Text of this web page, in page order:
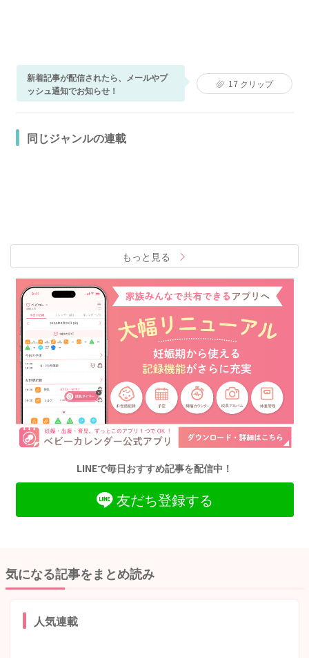
新着記事が配信されたら、メールやプ
ッシュ通知でお知らせ！
17クリップ
同じジャンルの連載
もっと見る
LINEで毎日おすすめ記事を配信中！
友だち登録する
気になる記事をまとめ読み
人気連載